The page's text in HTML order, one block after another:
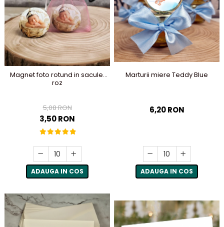
Magnet foto rotund in saculet
roz
5,08 RON
3,50 RON
ADAUGA IN COS
Marturii miere Teddy Blue
6,20 RON
ADAUGA IN COS